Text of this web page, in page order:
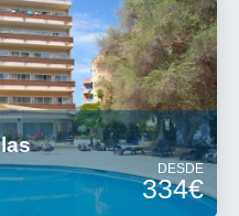
DESDE
334€